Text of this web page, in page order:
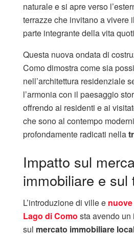
naturale e si apre verso
terrazze che invitano a vivere
parte integrante della vita
Questa nuova ondata di
Como dimostra come sia
nell’architettura residenziale
l’armonia con il paesaggio
offrendo ai residenti e ai
che sono al contempo
profondamente radicati nella
Impatto sul
immobiliare e sul
L’introduzione di ville e
Lago di Como sta avendo
sul mercato immobiliare